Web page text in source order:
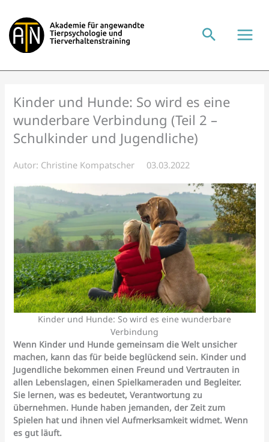
Inhalt
springen
Kinder und Hunde: So wird es eine
wunderbare Verbindung (Teil 2 –
Schulkinder und Jugendliche)
Autor: Christine Kompatscher 03.03.2022
Kinder und Hunde: So wird es eine wunderbare
Verbindung
Wenn Kinder und Hunde gemeinsam die Welt unsicher
machen, kann das für beide beglückend sein. Kinder und
Jugendliche bekommen einen Freund und Vertrauten in
allen Lebenslagen, einen Spielkameraden und Begleiter.
Sie lernen, was es bedeutet, Verantwortung zu
übernehmen. Hunde haben jemanden, der Zeit zum
Spielen hat und ihnen viel Aufmerksamkeit widmet. Wenn
es gut läuft.